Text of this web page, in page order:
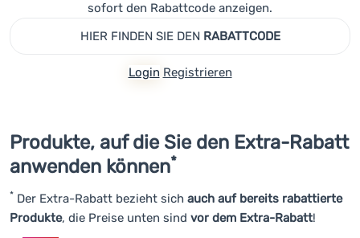
sofort den Rabattcode anzeigen.
HIER FINDEN SIE DEN RABATTCODE
Login Registrieren
Produkte, auf die Sie den Extra-Rabatt
anwenden können*
* Der Extra-Rabatt bezieht sich auch auf bereits rabattierte
Produkte, die Preise unten sind vor dem Extra-Rabatt!